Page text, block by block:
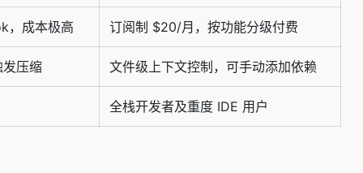
，成本极高 订阅制 $20/月，按功能分级付费
压缩 文件级上下文控制，可手动添加依赖
全栈开发者及重度 IDE 用户